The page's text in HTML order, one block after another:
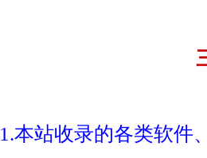
1.本站收录的各类软件